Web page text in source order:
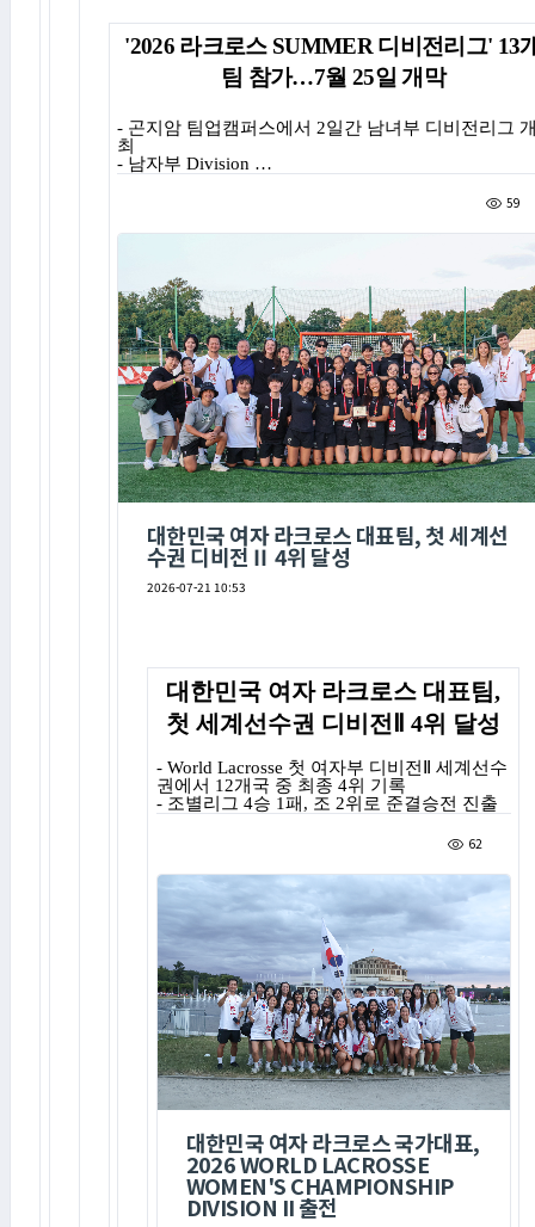
'2026 라크로스SUMMER 디비전리그' 13
팀 참가…7월 25일 개막
- 곤지암 팀업캠퍼스에서 2일간 남녀부 디비전리그
최
- 남자부 Division …
59
대한민국 여자 라크로스 대표팀, 첫 세계선
수권 디비전Ⅱ 4위 달성
2026-07-21 10:53
대한민국 여자 라크로스 대표팀,
첫 세계선수권 디비전 Ⅱ 4위 달성
- World Lacrosse 첫 여자부 디비전
세계선수
권에서 12개국 중 최종 4위 기록
- 조별리그 4승 1패 , 조 2위로 준결승전 진출
62
대한민국 여자 라크로스 국가대표,
2026 WORLD LACROSSE
WOMEN'S CHAMPIONSHIP
DIVISION II 출전